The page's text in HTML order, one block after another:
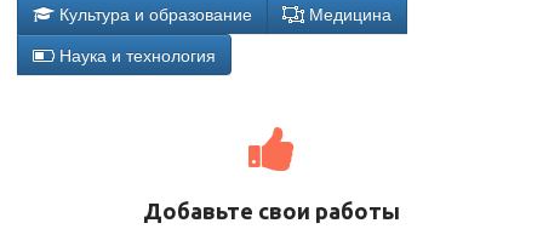
Культура и образование
Медицина
Наука и технология
Добавьте свои работы